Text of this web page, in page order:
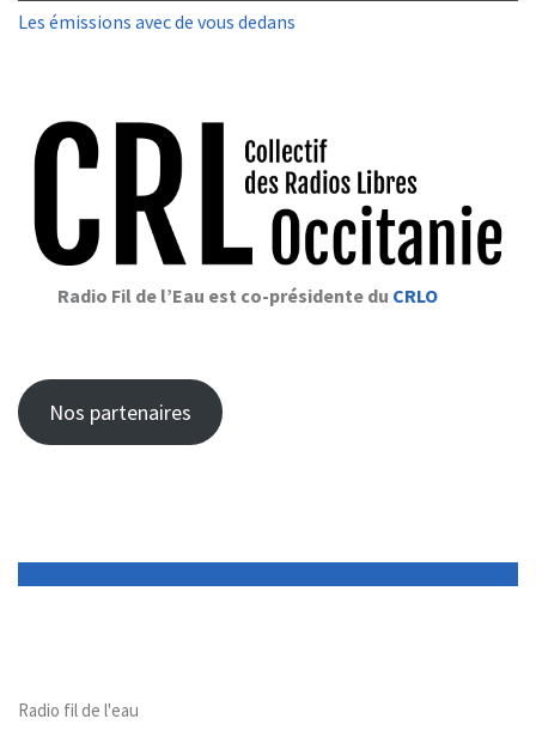
Les émissions avec de vous dedans
Radio Fil de l’Eau est co-présidente du CRLO
Nos partenaires
Radio fil de l'eau